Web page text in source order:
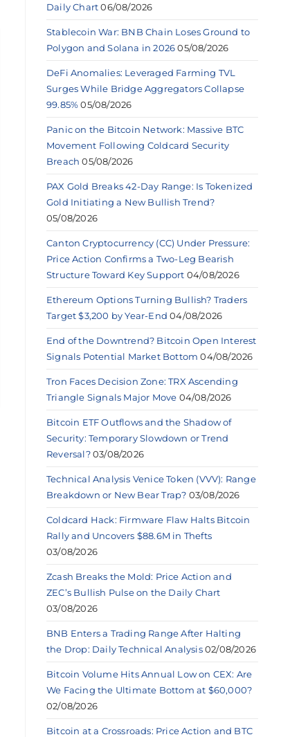
Daily Chart 06/08/2026
Stablecoin War: BNB Chain Loses Ground to
Polygon and Solana in 2026 05/08/2026
DeFi Anomalies: Leveraged Farming TVL
Surges While Bridge Aggregators Collapse
99.85% 05/08/2026
Panic on the Bitcoin Network: Massive BTC
Movement Following Coldcard Security
Breach 05/08/2026
PAX Gold Breaks 42-Day Range: Is Tokenized
Gold Initiating a New Bullish Trend?
05/08/2026
Canton Cryptocurrency (CC) Under Pressure:
Price Action Confirms a Two-Leg Bearish
Structure Toward Key Support 04/08/2026
Ethereum Options Turning Bullish? Traders
Target $3,200 by Year-End 04/08/2026
End of the Downtrend? Bitcoin Open Interest
Signals Potential Market Bottom 04/08/2026
Tron Faces Decision Zone: TRX Ascending
Triangle Signals Major Move 04/08/2026
Bitcoin ETF Outflows and the Shadow of
Security: Temporary Slowdown or Trend
Reversal? 03/08/2026
Technical Analysis Venice Token (VVV): Range
Breakdown or New Bear Trap? 03/08/2026
Coldcard Hack: Firmware Flaw Halts Bitcoin
Rally and Uncovers $88.6M in Thefts
03/08/2026
Zcash Breaks the Mold: Price Action and
ZEC’s Bullish Pulse on the Daily Chart
03/08/2026
BNB Enters a Trading Range After Halting
the Drop: Daily Technical Analysis 02/08/2026
Bitcoin Volume Hits Annual Low on CEX: Are
We Facing the Ultimate Bottom at $60,000?
02/08/2026
Bitcoin at a Crossroads: Price Action and BTC